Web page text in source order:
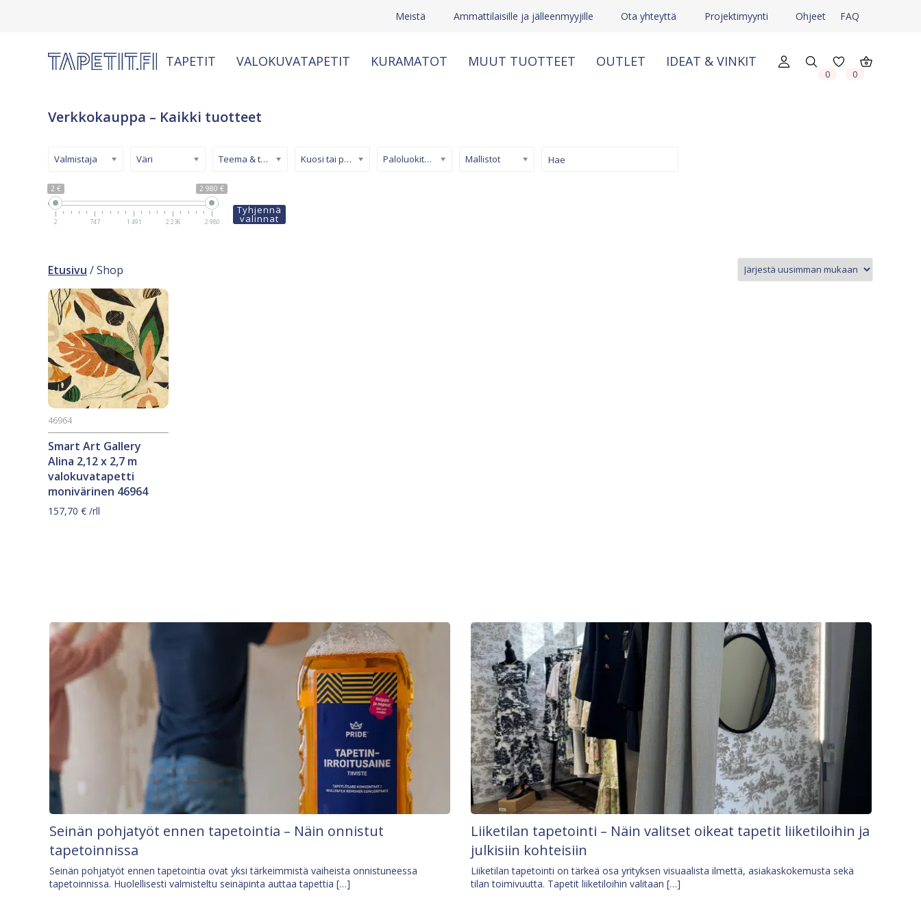
Meistä Ammattilaisille ja jälleenmyyjille Ota yhteyttä Projektimyynti Ohjeet FAQ
TAPETIT VALOKUVATAPETIT KURAMATOT MUUT TUOTTEET OUTLET IDEAT & VINKIT
0 0
Verkkokauppa – Kaikki tuotteet
2 € 2 980 €
2 747 1 491 2 236 2 980
Valmistaja Väri Teema & tyyli Kuosi tai pinta Paloluokiteltu tapetti Mallistot
Tyhjennä
valinnat
Etusivu / Shop
Smart Art Gallery
Alina 2,12 x 2,7 m
valokuvatapetti
monivärinen 46964
46964
157,70 € /rll
Seinän pohjatyöt ennen tapetointia – Näin onnistut
tapetoinnissa
Seinän pohjatyöt ennen tapetointia ovat yksi tärkeimmistä vaiheista onnistuneessa
tapetoinnissa. Huolellisesti valmisteltu seinäpinta auttaa tapettia […]
Liiketilan tapetointi – Näin valitset oikeat tapetit liiketiloihin ja
julkisiin kohteisiin
Liiketilan tapetointi on tärkeä osa yrityksen visuaalista ilmettä, asiakaskokemusta sekä
tilan toimivuutta. Tapetit liiketiloihin valitaan […]